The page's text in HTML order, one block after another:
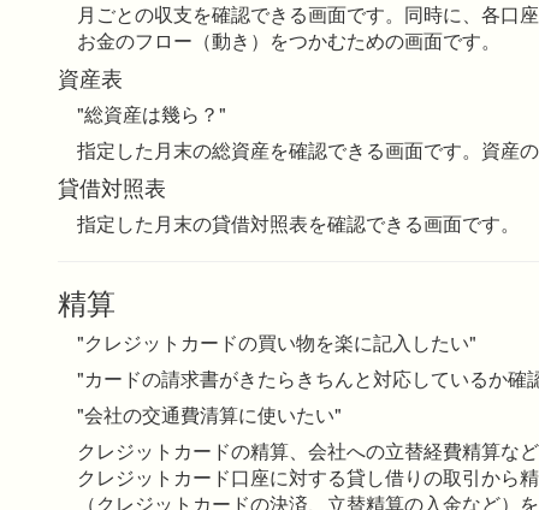
月ごとの収支を確認できる画面です。同時に、各口
お金のフロー（動き）をつかむための画面です。
資産表
"総資産は幾ら？"
指定した月末の総資産を確認できる画面です。資産
貸借対照表
指定した月末の貸借対照表を確認できる画面です。
精算
"クレジットカードの買い物を楽に記入したい"
"カードの請求書がきたらきちんと対応しているか確
"会社の交通費清算に使いたい"
クレジットカードの精算、会社への立替経費精算な
クレジットカード口座に対する貸し借りの取引から
（クレジットカードの決済、立替精算の入金など